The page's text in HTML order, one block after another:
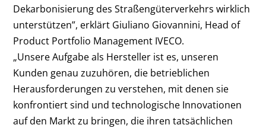
Dekarbonisierung des Straßengüterverkehrs wirklich
unterstützen”, erklärt Giuliano Giovannini, Head of
Product Portfolio Management IVECO.
„Unsere Aufgabe als Hersteller ist es, unseren
Kunden genau zuzuhören, die betrieblichen
Herausforderungen zu verstehen, mit denen sie
konfrontiert sind und technologische Innovationen
auf den Markt zu bringen, die ihren tatsächlichen